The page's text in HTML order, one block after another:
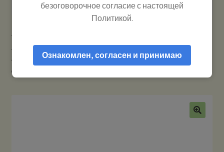
Мой аккаунт
10:00–18:00
интернета
Антенны для усиления сотового сигнала GSM /
3G / 4G / Wi-Fi
WiFi Direct (2,4 — 2,5 ГГц) — Антенна-накладка
для усиления сигнала
безоговорочное согласие с настоящей
Политикой.
Ознакомлен, согласен и принимаю